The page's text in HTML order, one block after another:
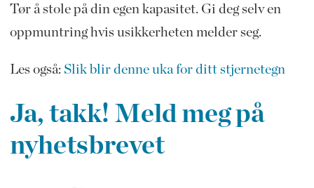
Tør å stole på din egen kapasitet. Gi deg selv en
oppmuntring hvis usikkerheten melder seg.
Les også: Slik blir denne uka for ditt stjernetegn
Ja, takk! Meld meg på
nyhetsbrevet